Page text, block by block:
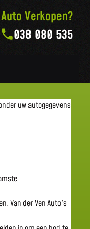
Auto Verkopen?
038 080 535
uw autogegevens
Van der Ven Auto's